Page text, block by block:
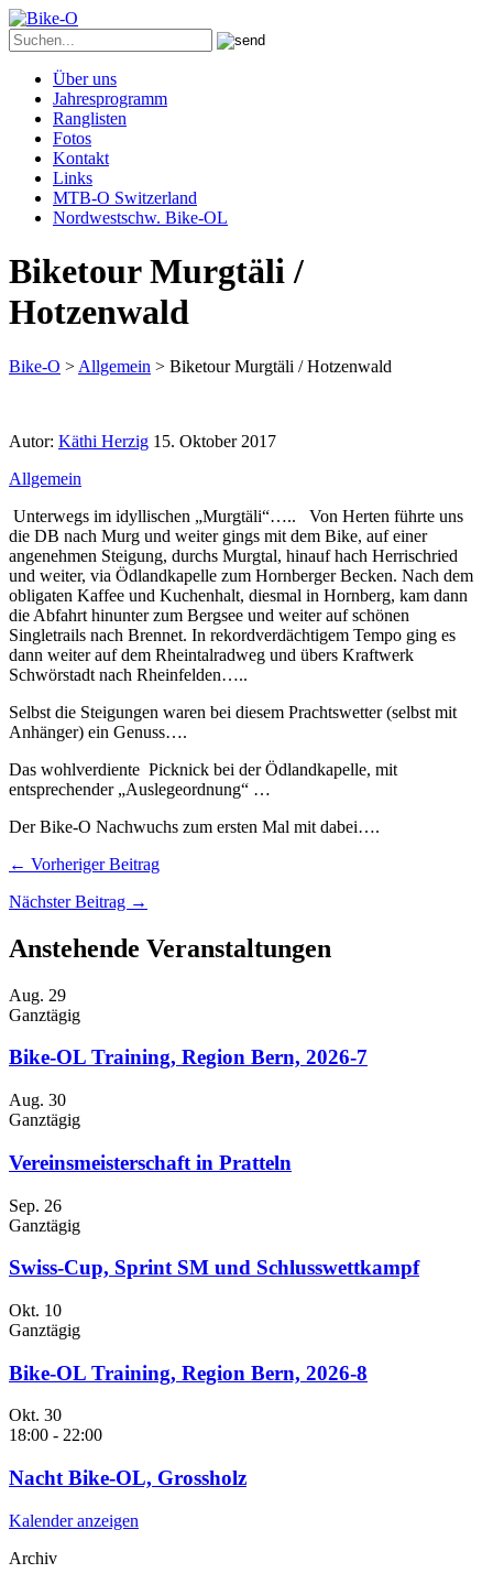
Über uns
Jahresprogramm
Ranglisten
Fotos
Kontakt
Links
MTB-O Switzerland
Nordwestschw. Bike-OL
Biketour Murgtäli /
Hotzenwald
Bike-O > Allgemein > Biketour Murgtäli / Hotzenwald
Autor: Käthi Herzig 15. Oktober 2017
Allgemein
Unterwegs im idyllischen „Murgtäli“….. Von Herten führte uns
die DB nach Murg und weiter gings mit dem Bike, auf einer
angenehmen Steigung, durchs Murgtal, hinauf hach Herrischried
und weiter, via Ödlandkapelle zum Hornberger Becken. Nach dem
obligaten Kaffee und Kuchenhalt, diesmal in Hornberg, kam dann
die Abfahrt hinunter zum Bergsee und weiter auf schönen
Singletrails nach Brennet. In rekordverdächtigem Tempo ging es
dann weiter auf dem Rheintalradweg und übers Kraftwerk
Schwörstadt nach Rheinfelden…..
Selbst die Steigungen waren bei diesem Prachtswetter (selbst mit
Anhänger) ein Genuss….
Das wohlverdiente Picknick bei der Ödlandkapelle, mit
entsprechender „Auslegeordnung“ …
Der Bike-O Nachwuchs zum ersten Mal mit dabei….
← Vorheriger Beitrag
Nächster Beitrag →
Anstehende Veranstaltungen
Aug. 29
Ganztägig
Bike-OL Training, Region Bern, 2026-7
Aug. 30
Ganztägig
Vereinsmeisterschaft in Pratteln
Sep. 26
Ganztägig
Swiss-Cup, Sprint SM und Schlusswettkampf
Okt. 10
Ganztägig
Bike-OL Training, Region Bern, 2026-8
Okt. 30
18:00 - 22:00
Nacht Bike-OL, Grossholz
Kalender anzeigen
Archiv